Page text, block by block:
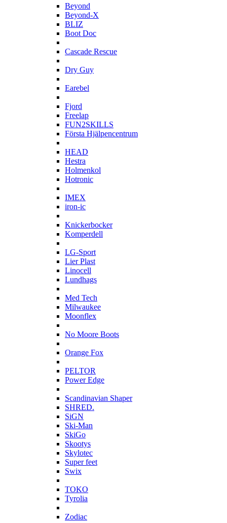
Beyond
Beyond-X
BLIZ
Boot Doc
Cascade Rescue
Dry Guy
Earebel
Fjord
Freelap
FUN2SKILLS
Första Hjälpencentrum
HEAD
Hestra
Holmenkol
Hotronic
IMEX
iron-ic
Knickerbocker
Komperdell
LG-Sport
Lier Plast
Linocell
Lundhags
Med Tech
Milwaukee
Moonflex
No Moore Boots
Orange Fox
PELTOR
Power Edge
Scandinavian Shaper
SHRED.
SiGN
Ski-Man
SkiGo
Skootys
Skylotec
Super feet
Swix
TOKO
Tyrolia
Zodiac